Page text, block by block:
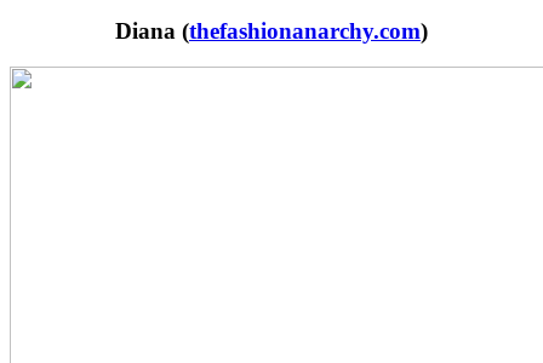
Diana (thefashionanarchy.com)